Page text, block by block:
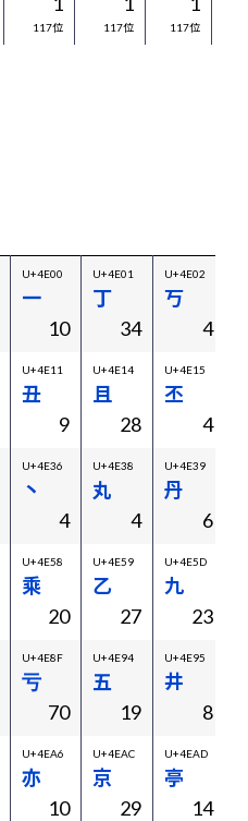
117位 117位 117位
U+4E00
一
10
U+4E01
丁
34
U+4E02
丂
4
U+4E11
丑
9
U+4E14
且
28
U+4E15
丕
4
U+4E36
丶
4
U+4E38
丸
4
U+4E39
丹
6
U+4E58
乘
20
U+4E59
乙
27
U+4E5D
九
23
U+4E8F
亏
70
U+4E94
五
19
U+4E95
井
8
U+4EA6
亦
10
U+4EAC
京
29
U+4EAD
亭
14